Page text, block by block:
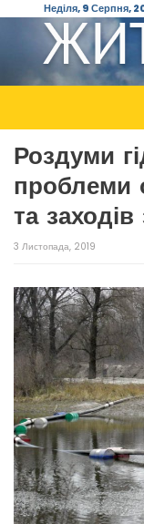
Неділя, 9 Серпня,
Роздуми
проблеми
та заходів
3 Листопада, 2019